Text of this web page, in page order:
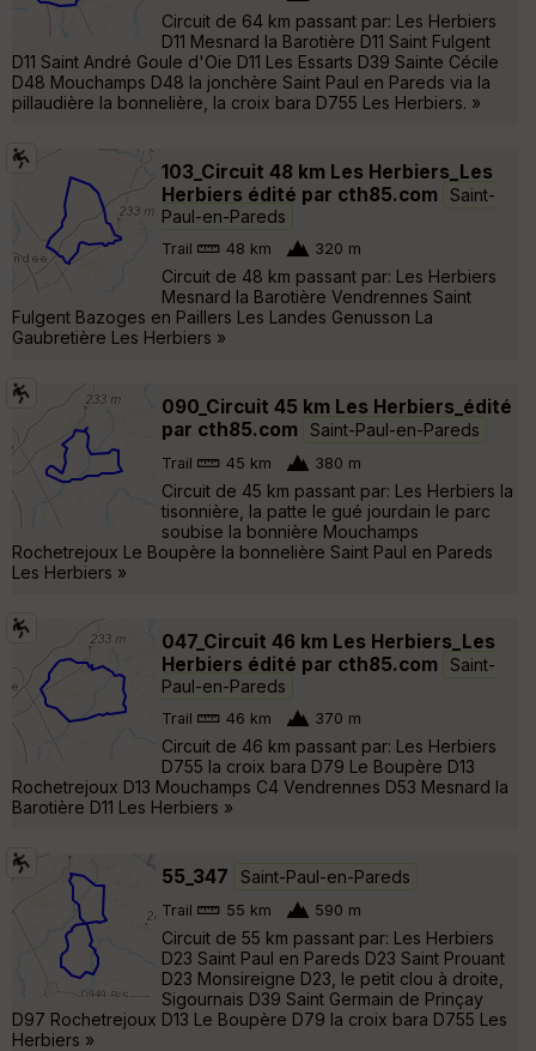
Circuit de 64 km passant par: Les Herbiers
D11 Mesnard la Barotière D11 Saint Fulgent
D11 Saint André Goule d'Oie D11 Les Essarts D39 Sainte Cécile
D48 Mouchamps D48 la jonchère Saint Paul en Pareds via la
pillaudière la bonnelière, la croix bara D755 Les Herbiers. »
103_Circuit 48 km Les Herbiers_Les
Herbiers édité par cth85.com
Saint-
Paul-en-Pareds
Trail 48 km 320 m
Circuit de 48 km passant par: Les Herbiers
Mesnard la Barotière Vendrennes Saint
Fulgent Bazoges en Paillers Les Landes Genusson La
Gaubretière Les Herbiers »
090_Circuit 45 km Les Herbiers_édité
par cth85.com
Saint-Paul-en-Pareds
Trail 45 km 380 m
Circuit de 45 km passant par: Les Herbiers la
tisonnière, la patte le gué jourdain le parc
soubise la bonnière Mouchamps
Rochetrejoux Le Boupère la bonnelière Saint Paul en Pareds
Les Herbiers »
047_Circuit 46 km Les Herbiers_Les
Herbiers édité par cth85.com
Saint-
Paul-en-Pareds
Trail 46 km 370 m
Circuit de 46 km passant par: Les Herbiers
D755 la croix bara D79 Le Boupère D13
Rochetrejoux D13 Mouchamps C4 Vendrennes D53 Mesnard la
Barotière D11 Les Herbiers »
55_347 Saint-Paul-en-Pareds
Trail 55 km 590 m
Circuit de 55 km passant par: Les Herbiers
D23 Saint Paul en Pareds D23 Saint Prouant
D23 Monsireigne D23, le petit clou à droite,
Sigournais D39 Saint Germain de Prinçay
D97 Rochetrejoux D13 Le Boupère D79 la croix bara D755 Les
Herbiers »